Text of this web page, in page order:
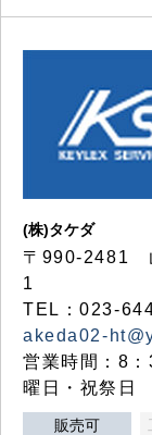
(株)タケダ
〒990-2481
1
TEL：023-
akeda02-
営業時間：8
曜日・祝祭日
販売可